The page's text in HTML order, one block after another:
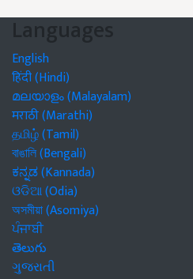
Languages
English
हिंदी (Hindi)
മലയാളം (Malayalam)
मराठी (Marathi)
தமிழ் (Tamil)
বাঙালি (Bengali)
ಕನ್ನಡ (Kannada)
ଓଡିଆ (Odia)
অসমীয়া (Asomiya)
ਪੰਜਾਬੀ
తెలుగు
ગુજરાતી